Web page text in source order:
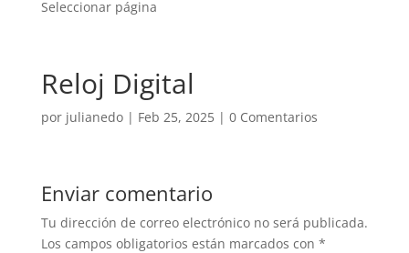
Seleccionar página
Reloj Digital
por julianedo| Feb 25, 2025| 0 Comentarios
Enviar comentario
Tu dirección de correo electrónico no será publicada.
Los campos obligatorios están marcados con *